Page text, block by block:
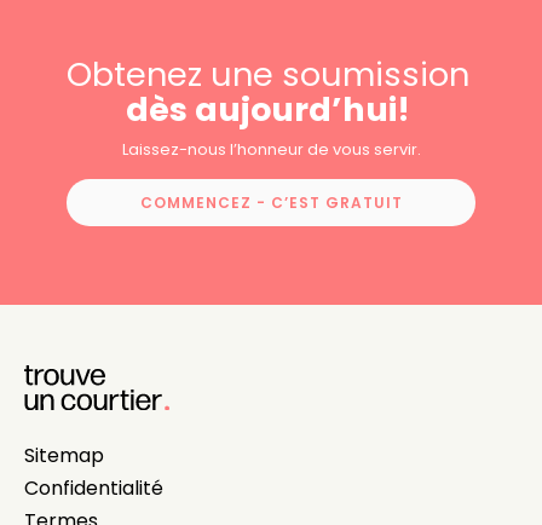
Obtenez une soumission
dès aujourd’hui!
Laissez-nous l’honneur de vous servir.
COMMENCEZ - C’EST GRATUIT
Sitemap
Confidentialité